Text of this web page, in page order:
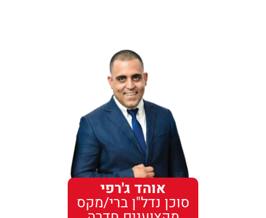
אוהד ג'רפי
סוכן נדל"ן ברי/מקס